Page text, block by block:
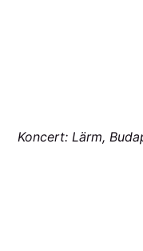
Koncert: Lärm,